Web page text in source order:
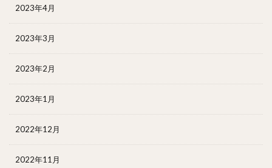
2023年4月
2023年3月
2023年2月
2023年1月
2022年12月
2022年11月